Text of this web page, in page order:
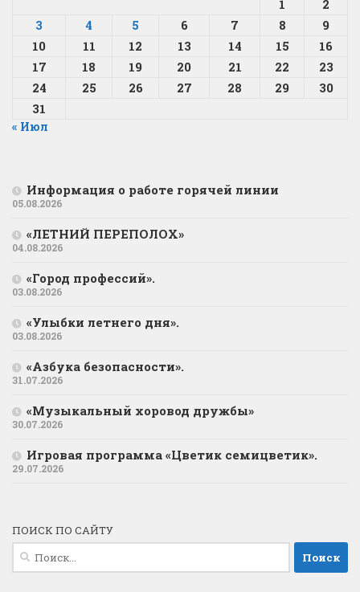
1
2
3
4 5 6 7 8
9
10
11 12 13 14 15
16
17
18 19 20 21 22
23
24
25 26 27 28 29
30
31
« Июл
Информация о работе горячей линии
05.08.2026
«ЛЕТНИЙ ПЕРЕПОЛОХ»
04.08.2026
«Город профессий».
03.08.2026
«Улыбки летнего дня».
03.08.2026
«Азбука безопасности».
31.07.2026
«Музыкальный хоровод дружбы»
30.07.2026
Игровая программа «Цветик семицветик».
29.07.2026
ПОИСК ПО САЙТУ
Найти: